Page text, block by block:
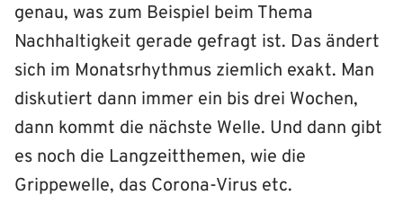
genau, was zum Beispiel beim Thema
Nachhaltigkeit gerade gefragt ist. Das ändert
sich im Monatsrhythmus ziemlich exakt. Man
diskutiert dann immer ein bis drei Wochen,
dann kommt die nächste Welle. Und dann gibt
es noch die Langzeitthemen, wie die
Grippewelle, das Corona-Virus etc.